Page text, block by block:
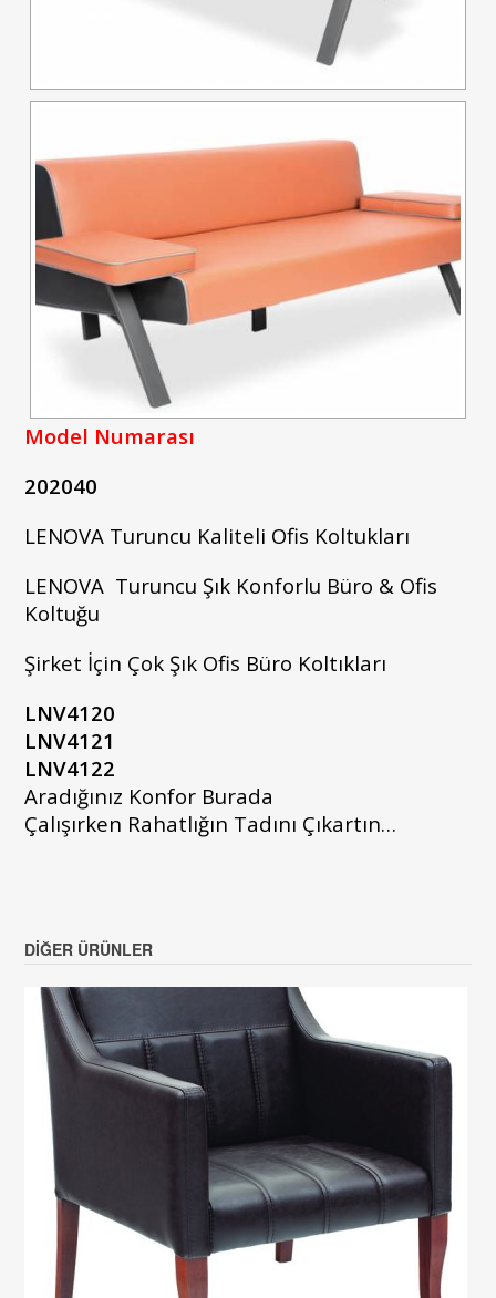
Model Numarası
202040
LENOVA Turuncu Kaliteli Ofis Koltukları
LENOVA Turuncu Şık Konforlu Büro & Ofis
Koltuğu
Şirket İçin Çok Şık Ofis Büro Koltıkları
LNV4120
LNV4121
LNV4122
Aradığınız Konfor Burada
Çalışırken Rahatlığın Tadını Çıkartın…
DIĞER ÜRÜNLER